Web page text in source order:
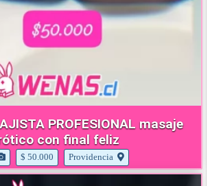
PROFESIONAL masaje
con final feliz
$ 50.000 Providencia